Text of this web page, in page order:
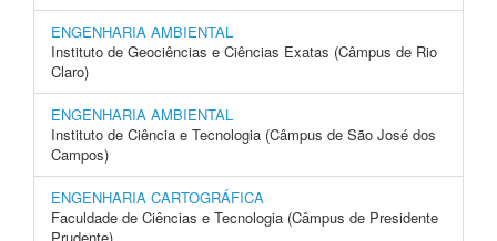
ENGENHARIA AMBIENTAL
Instituto de Geociências e Ciências Exatas (Câmpus de Rio
Claro)
ENGENHARIA AMBIENTAL
Instituto de Ciência e Tecnologia (Câmpus de São José dos
Campos)
ENGENHARIA CARTOGRÁFICA
Faculdade de Ciências e Tecnologia (Câmpus de Presidente